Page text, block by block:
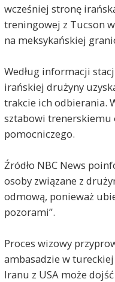
wcześniej stronę
treningowej z Tucson
na meksykańskiej
Według informacji
irańskiej drużyny
trakcie ich odbierania.
sztabowi trenerskiemu
pomocniczego.
Źródło NBC News
osoby związane z
odmową, ponieważ
pozorami”.
Proces wizowy
ambasadzie w
Iranu z USA może